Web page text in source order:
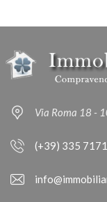
Via Roma 18 -
(+39) 335